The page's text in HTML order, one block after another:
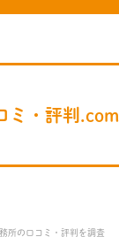
ミ・評判.com
所の口コミ・評判を調査